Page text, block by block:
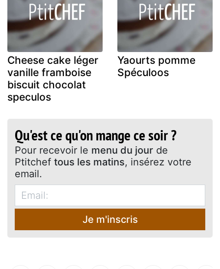
Cheese cake léger
vanille framboise
biscuit chocolat
speculos
Yaourts pomme
Spéculoos
Qu'est ce qu'on mange ce soir ?
Pour recevoir le menu du jour de
Ptitchef tous les matins, insérez votre
email.
Je m'inscris